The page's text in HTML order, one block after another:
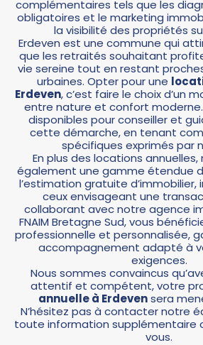
complémentaires tels que les
obligatoires et le marketing
la visibilité des propriétés
Erdeven est une commune qui
que les retraités souhaitant
vie sereine tout en restant
urbaines. Opter pour une
Erdeven, c’est faire le choix d’un
entre nature et confort
disponibles pour conseiller et
cette démarche, en tenant
spécifiques exprimés par
En plus des locations
également une gamme étendue
l’estimation gratuite d’immobilier,
ceux envisageant une
collaborant avec notre agence
FNAIM Bretagne Sud, vous
professionnelle et personnalisée,
accompagnement adapté à
exigences.
Nous sommes convaincus
attentif et compétent, votre
annuelle à Erdevensera
N’hésitez pas à contacter notre
toute information supplémentaire
vous.